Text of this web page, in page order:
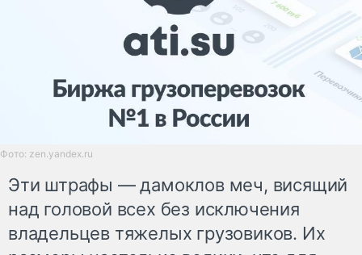
Фото: zen.yandex.ru
Эти штрафы — дамоклов меч, висящий
над головой всех без исключения
владельцев тяжелых грузовиков. Их